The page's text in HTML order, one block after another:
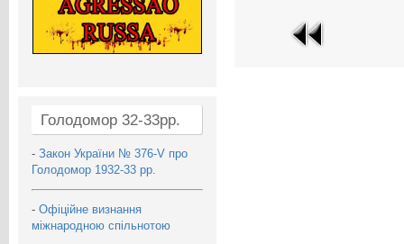
Голодомор 32-33рр.
- Закон України № 376-V про
Голодомор 1932-33 рр.
- Офіційне визнання
міжнародною спільнотою